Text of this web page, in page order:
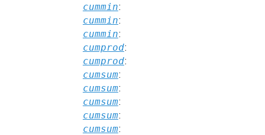
cummin:
cummin:
cummin:
cumprod:
cumprod:
cumsum:
cumsum:
cumsum:
cumsum:
cumsum: